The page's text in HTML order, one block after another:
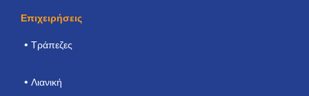
Επιχειρήσεις
Τράπεζες
Λιανική